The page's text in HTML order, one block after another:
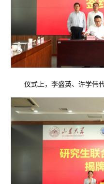
仪式上，李盛英、许学伟